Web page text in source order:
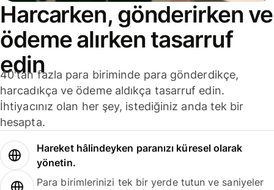
Harcarken, gönderirken ve
ödeme alırken tasarruf
edin
40'tan fazla para biriminde para gönderdikçe,
harcadıkça ve ödeme aldıkça tasarruf edin.
İhtiyacınız olan her şey, istediğiniz anda tek bir
hesapta.
Hareket hâlindeyken paranızı küresel olarak
yönetin.
Para birimlerinizi tek bir yerde tutun ve saniyeler